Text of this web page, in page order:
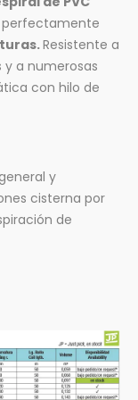
perfectamente
Resistente a
a numerosas
con hilo de
y
cisterna por
de